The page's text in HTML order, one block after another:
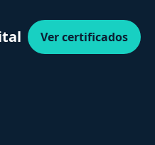
Ver certificados